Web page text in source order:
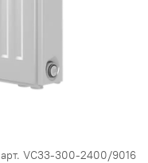
арт. VC33-300-2400/9016